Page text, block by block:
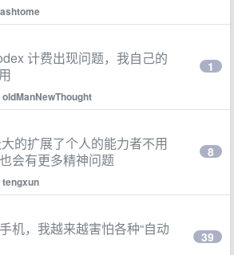
计费出现问题，我自己的
oldManNewThought
1
的扩展了个人的能力者不用
会有更多精神问题
tengxun
8
机，我越来越害怕各种“自动
39